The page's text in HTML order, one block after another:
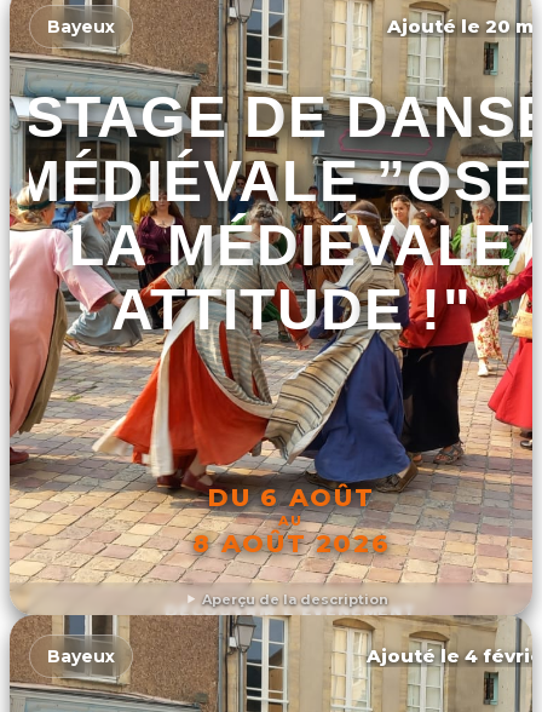
Aperçu de la description
Bayeux Ajouté le 20
STAGE DE
MÉDIÉVALE
LA MÉDIÉVALE
ATTITUDE !"
DU 6 AOÛT
AU
8 AOÛT 2026
DÉCOUVRIR L'ÉVÉNEMENT
Bayeux Ajouté le 4